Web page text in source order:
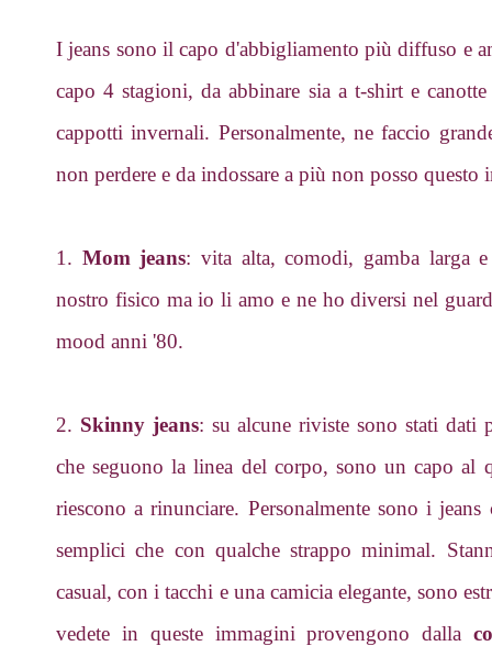
I jeans sono il capo d'abbigliamento più diffuso e
capo 4 stagioni, da abbinare sia a t-shirt e
cappotti invernali. Personalmente, ne faccio
non perdere e da indossare a più non posso questo
1. Mom jeans: vita alta, comodi, gamba larga
nostro fisico ma io li amo e ne ho diversi nel
mood anni '80.
2. Skinny jeans: su alcune riviste sono stati dati
che seguono la linea del corpo, sono un capo
riescono a rinunciare. Personalmente sono i
semplici che con qualche strappo minimal.
casual, con i tacchi e una camicia elegante, sono
vedete in queste immagini provengono dalla